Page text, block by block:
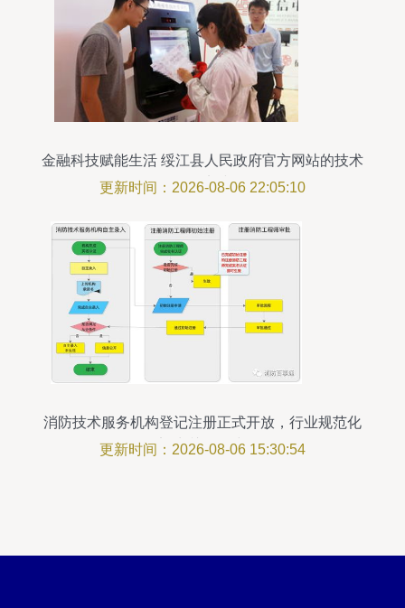
金融科技赋能生活 绥江县人民政府官方网站的技术
服务实践
更新时间：2026-08-06 22:05:10
消防技术服务机构登记注册正式开放，行业规范化
迈出关键一步
更新时间：2026-08-06 15:30:54